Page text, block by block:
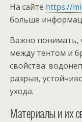
На сайте https://
больше
Важно понимать,
между тентом и
свойства:
разрыв,
ухода.
Материалы и их